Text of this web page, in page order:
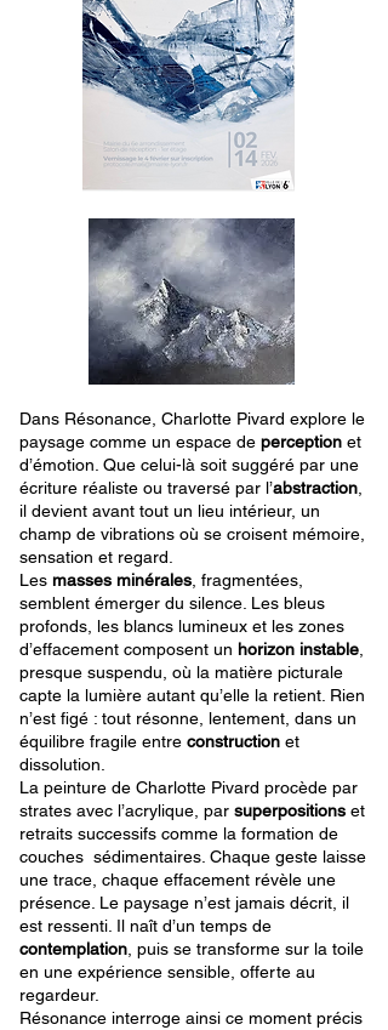
Dans Résonance, Charlotte Pivard explore le
paysage comme un espace de perception et
d’émotion. Que celui-là soit suggéré par une
écriture réaliste ou traversé par l’abstraction
il devient avant tout un lieu intérieur, un
champ de vibrations où se croisent mémoire,
sensation et regard.
Les masses minérales , fragmentées,
semblent émerger du silence. Les bleus
profonds, les blancs lumineux et les zones
d’effacement composent un horizon instable
presque suspendu, où la matière picturale
capte la lumière autant qu’elle la retient. Rien
n’est figé : tout résonne, lentement, dans un
équilibre fragile entre construction et
dissolution.
La peinture de Charlotte Pivard procède par
strates avec l’acrylique, par superpositions et
retraits successifs comme la formation de
couches sédimentaires. Chaque geste laisse
une trace, chaque effacement révèle une
présence. Le paysage n’est jamais décrit, il
est ressenti. Il naît d’un temps de
contemplation , puis se transforme sur la toile
en une expérience sensible, offerte au
regardeur.
Résonance interroge ainsi ce moment précis